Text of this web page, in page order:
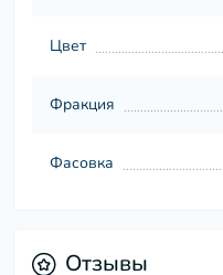
Цвет
Фракция
Фасовка
Отзывы